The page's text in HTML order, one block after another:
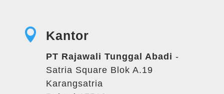
 Kantor
PT Rajawali Tunggal Abadi -
Satria Square Blok A.19
Karangsatria